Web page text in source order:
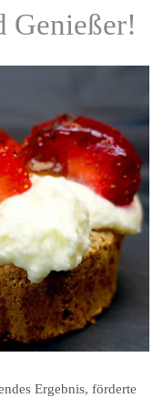
Genießer!
Ergebnis, förderte